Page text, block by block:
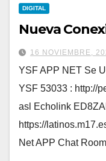
DIGITAL
Nueva
16 NOVIEMBRE,
YSF APP NET Se
YSF 53033 : http://
asl Echolink
https://
Net APP Chat